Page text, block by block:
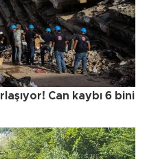
Can kaybı 6 bini